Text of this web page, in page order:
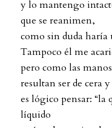
y lo mantengo
que se reanimen,
como sin duda haría
Tampoco él me
pero como las
resultan ser de cera
es lógico pensar:
líquido